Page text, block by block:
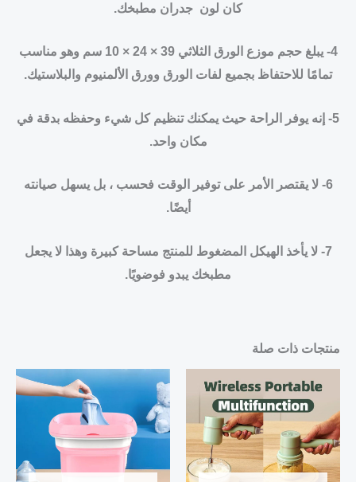
كان لون جدران مطبخك.
4- يبلغ حجم موزع الورق الثلاثي 39 × 24 × 10 سم وهو مناسب
تمامًا للاحتفاظ بجميع لفات الورق وورق الألمنيوم والبلاستيك.
5- إنه يوفر الراحة حيث يمكنك تنظيم كل شيء وحفظه بدقة في
مكان واحد.
6- لا يقتصر الأمر على توفير الوقت فحسب ، بل يسهل صيانته
أيضًا.
7- لا يأخذ الهيكل المضغوط للمنتج مساحة كبيرة وهذا لا يجعل
مطبخك يبدو فوضويًا.
منتجات ذات صلة